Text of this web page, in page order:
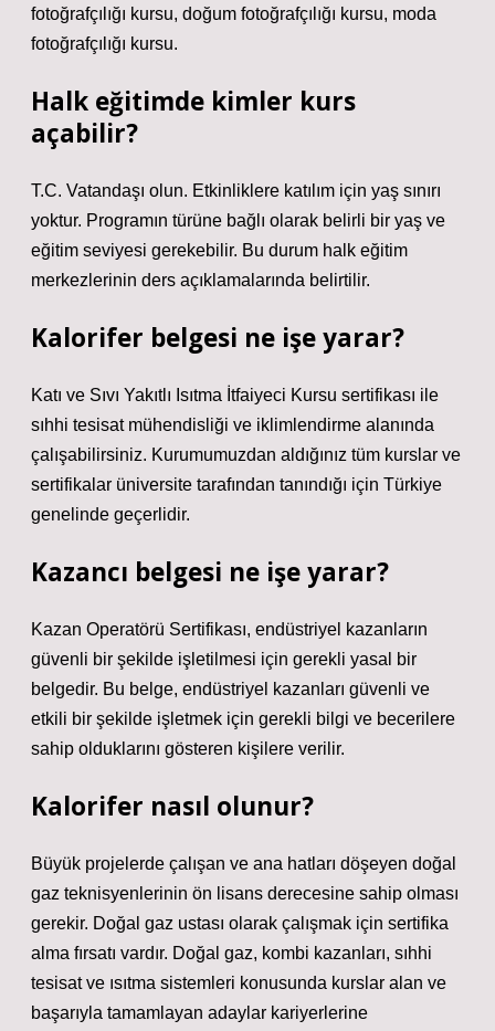
fotoğrafçılığı kursu, doğum fotoğrafçılığı kursu, moda
fotoğrafçılığı kursu.
Halk eğitimde kimler kurs
açabilir?
T.C. Vatandaşı olun. Etkinliklere katılım için yaş sınırı
yoktur. Programın türüne bağlı olarak belirli bir yaş ve
eğitim seviyesi gerekebilir. Bu durum halk eğitim
merkezlerinin ders açıklamalarında belirtilir.
Kalorifer belgesi ne işe yarar?
Katı ve Sıvı Yakıtlı Isıtma İtfaiyeci Kursu sertifikası ile
sıhhi tesisat mühendisliği ve iklimlendirme alanında
çalışabilirsiniz. Kurumumuzdan aldığınız tüm kurslar ve
sertifikalar üniversite tarafından tanındığı için Türkiye
genelinde geçerlidir.
Kazancı belgesi ne işe yarar?
Kazan Operatörü Sertifikası, endüstriyel kazanların
güvenli bir şekilde işletilmesi için gerekli yasal bir
belgedir. Bu belge, endüstriyel kazanları güvenli ve
etkili bir şekilde işletmek için gerekli bilgi ve becerilere
sahip olduklarını gösteren kişilere verilir.
Kalorifer nasıl olunur?
Büyük projelerde çalışan ve ana hatları döşeyen doğal
gaz teknisyenlerinin ön lisans derecesine sahip olması
gerekir. Doğal gaz ustası olarak çalışmak için sertifika
alma fırsatı vardır. Doğal gaz, kombi kazanları, sıhhi
tesisat ve ısıtma sistemleri konusunda kurslar alan ve
başarıyla tamamlayan adaylar kariyerlerine